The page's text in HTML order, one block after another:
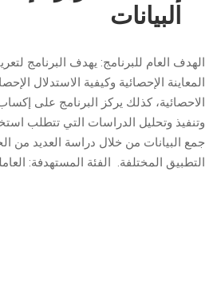
البيانات
الهدف العام للبرنامج: يهدف البرنامج
المعاينة الإحصائية وكيفية الاستدلال
الاحصائية، كذلك يركز البرنامج على
وتنفيذ وتحليل الدراسات التي تتطلب
جمع البيانات من خلال دراسة العديد من
التطبيق المختلفة. الفئة المستهدفة: